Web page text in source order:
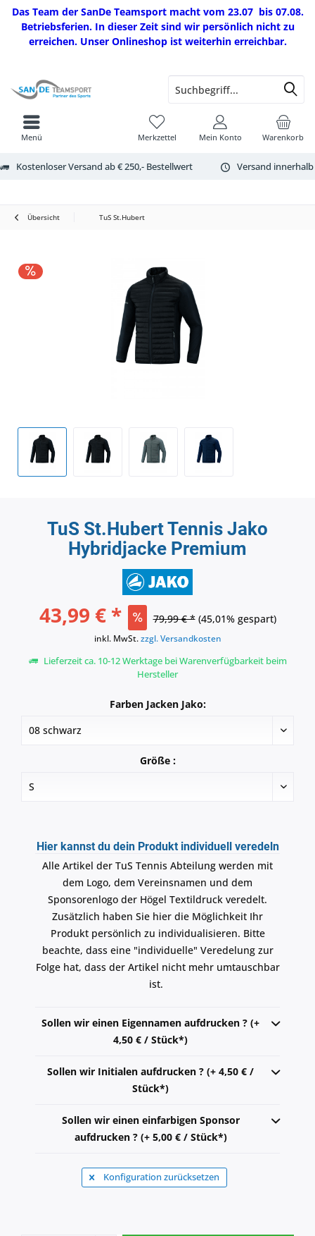
Das Team der SanDe Teamsport macht vom 23.07 bis 07.08.
Betriebsferien. In dieser Zeit sind wir persönlich nicht zu
erreichen. Unser Onlineshop ist weiterhin erreichbar.
Kostenloser Versand ab € 250,- Bestellwert Versand
Warenkorb
Merkzettel Mein Konto
Menü
Übersicht TuS St.Hubert
TuS St.Hubert Tennis Jako
Hybridjacke Premium
43,99 € * 79,99 € * (45,01% gespart)
inkl. MwSt.zzgl. Versandkosten
Lieferzeit ca. 10-12 Werktage bei Warenverfügbarkeit beim
Hersteller
Farben Jacken Jako:
Größe :
Hier kannst du dein Produkt individuell veredeln
Alle Artikel der TuS Tennis Abteilung werden mit
dem Logo, dem Vereinsnamen und dem
Sponsorenlogo der Högel Textildruck veredelt.
Zusätzlich haben Sie hier die Möglichkeit Ihr
Produkt persönlich zu individualisieren. Bitte
beachte, dass eine "individuelle" Veredelung zur
Folge hat, dass der Artikel nicht mehr umtauschbar
ist.
Sollen wir einen Eigennamen aufdrucken ? (+
4,50 € / Stück*)
Sollen wir Initialen aufdrucken ? (+ 4,50 € /
Stück*)
Sollen wir einen einfarbigen Sponsor
aufdrucken ? (+ 5,00 € / Stück*)
Konfiguration zurücksetzen